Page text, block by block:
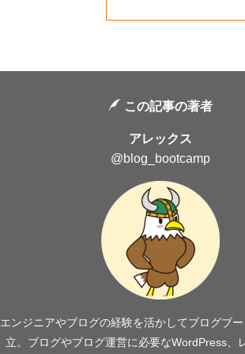
この記事の著者
アレックス
@blog_bootcamp
エンジニアやブログの経験を活かしてブログブ
立。ブログやブログ運営に必要なWordPress、